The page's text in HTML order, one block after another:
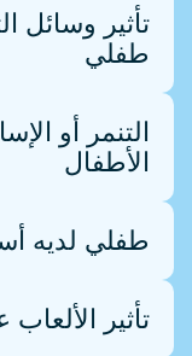
تأثير وسائل
طفلي
التنمر أو
الأطفال
طفلي لديه
تأثير